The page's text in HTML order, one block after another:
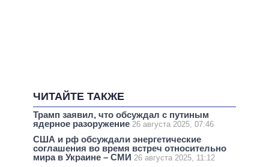
ЧИТАЙТЕ ТАКЖЕ
Трамп заявил, что обсуждал с путиным
ядерное разоружение 26 августа 2025, 07:46
США и рф обсуждали энергетические
соглашения во время встреч относительно
мира в Украине – СМИ 26 августа 2025, 11:12